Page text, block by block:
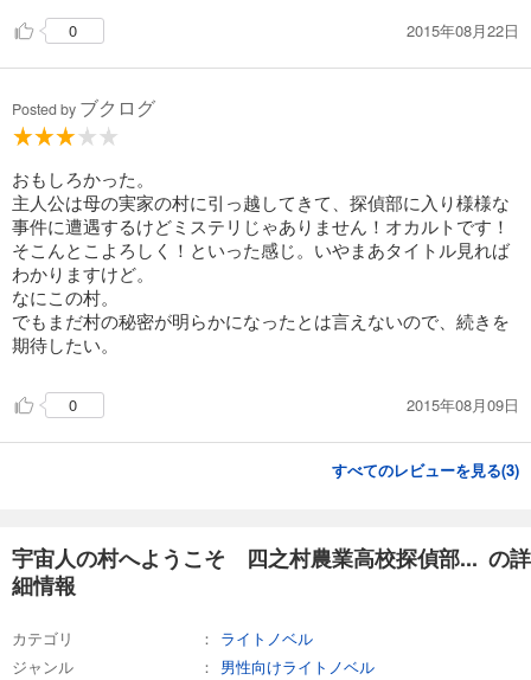
0 2015年08月22日
Posted by ブクログ
おもしろかった。
主人公は母の実家の村に引っ越してきて、探偵部に入り様様な
事件に遭遇するけどミステリじゃありません！オカルトです！
そこんとこよろしく！といった感じ。いやまあタイトル見れば
わかりますけど。
なにこの村。
でもまだ村の秘密が明らかになったとは言えないので、続きを
期待したい。
0 2015年08月09日
すべてのレビューを見る(3)
宇宙人の村へようこそ 四之村農業高校探偵部... の詳
細情報
カテゴリ
ライトノベル
ジャンル
男性向けライトノベル